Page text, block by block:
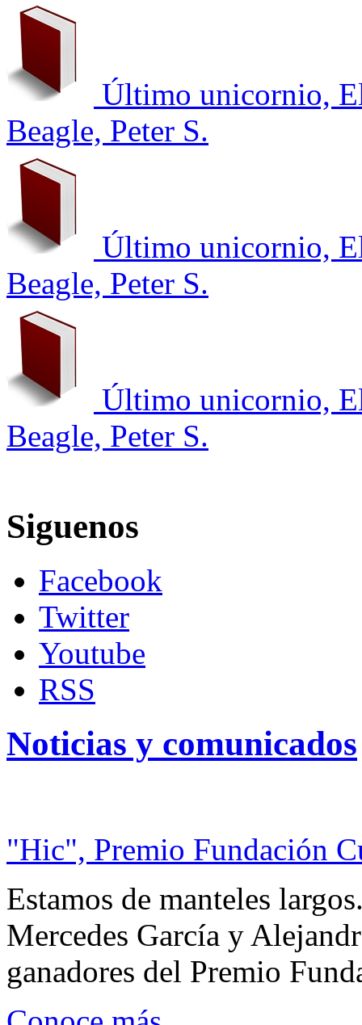
Último unicornio,
Beagle, Peter S.
Último unicornio,
Beagle, Peter S.
Último unicornio,
Beagle, Peter S.
Siguenos
Facebook
Twitter
Youtube
RSS
Noticias y comunicados
"Hic", Premio Fundación
Estamos de manteles
Mercedes García y
ganadores del Premio